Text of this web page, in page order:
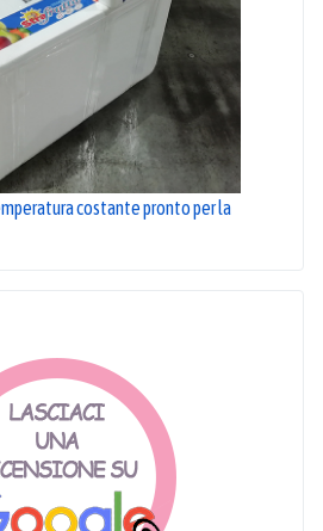
costante pronto per la